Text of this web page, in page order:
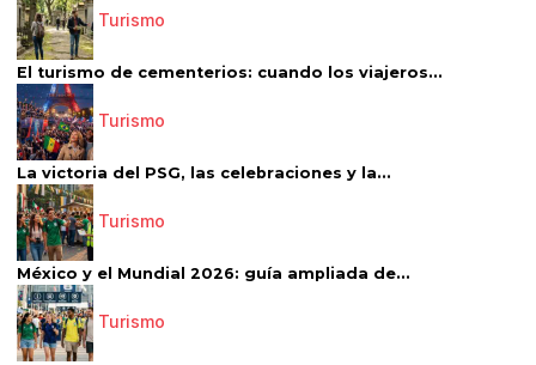
Turismo
El turismo de cementerios: cuando los viajeros...
Turismo
La victoria del PSG, las celebraciones y la...
Turismo
México y el Mundial 2026: guía ampliada de...
Turismo